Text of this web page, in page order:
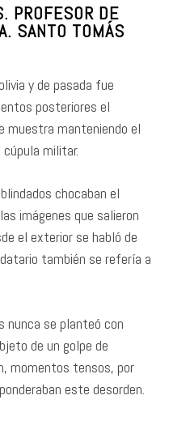
PROFESOR DE
SANTO TOMÁS
y de pasada fue
posteriores el
muestra manteniendo el
militar.
chocaban el
imágenes que salieron
el exterior se habló de
también se refería a
nunca se planteó con
de un golpe de
momentos tensos, por
este desorden.